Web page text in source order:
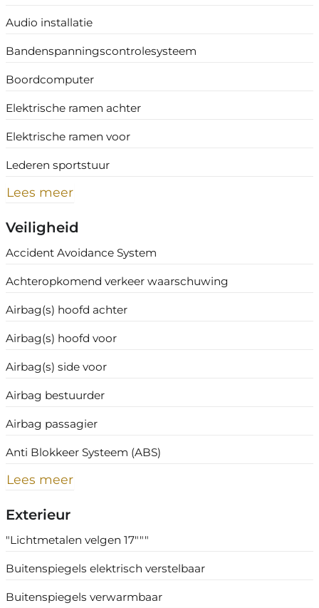
Audio installatie
Bandenspanningscontrolesysteem
Boordcomputer
Elektrische ramen achter
Elektrische ramen voor
Lederen sportstuur
Lees meer
Veiligheid
Accident Avoidance System
Achteropkomend verkeer waarschuwing
Airbag(s) hoofd achter
Airbag(s) hoofd voor
Airbag(s) side voor
Airbag bestuurder
Airbag passagier
Anti Blokkeer Systeem (ABS)
Lees meer
Exterieur
"Lichtmetalen velgen 17"""
Buitenspiegels elektrisch verstelbaar
Buitenspiegels verwarmbaar